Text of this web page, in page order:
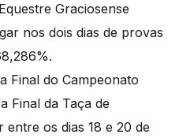
Graciosense
nos dois dias de provas
Final do Campeonato
Final da Taça de
os dias 18 e 20 de